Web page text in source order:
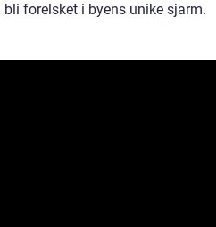
bli forelsket i byens unike sjarm.